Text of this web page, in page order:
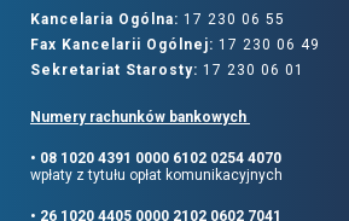
Kancelaria Ogólna: 17 230 06 55
Fax Kancelarii Ogólnej: 17 230 06 49
Sekretariat Starosty: 17 230 06 01
Numery rachunków bankowych
• 08 1020 4391 0000 6102 0254 4070
wpłaty z tytułu opłat komunikacyjnych
• 26 1020 4405 0000 2102 0602 7041